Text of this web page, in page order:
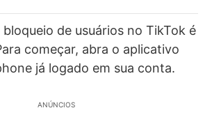
de usuários no TikTok é
começar, abra o aplicativo
já logado em sua conta.
ANÚNCIOS